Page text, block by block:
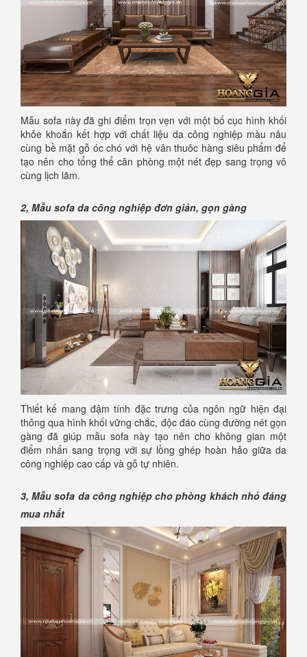
Mẫu sofa này đã ghi điểm trọn vẹn với một bố cục hình khối
khỏe khoắn kết hợp với chất liệu da công nghiệp màu nâu
cùng bề mặt gỗ óc chó với hệ vân thuôc hàng siêu phẩm để
tạo nên cho tổng thể căn phòng một nét đẹp sang trọng vô
cùng lịch lãm.
2, Mẫu sofa da công nghiệp đơn giản, gọn gàng
Thiết kế mang đậm tính đặc trưng của ngôn ngữ hiện đại
thông qua hình khối vững chắc, độc đáo cùng đường nét gọn
gàng đã giúp mẫu sofa này tạo nên cho không gian một
điểm nhấn sang trọng với sự lồng ghép hoàn hảo giữa da
công nghiệp cao cấp và gỗ tự nhiên.
3, Mẫu sofa da công nghiệp cho phòng khách nhỏ đáng
mua nhất